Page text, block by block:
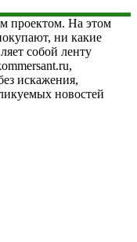
проектом. На этом
ни какие
собой ленту
искажения,
новостей